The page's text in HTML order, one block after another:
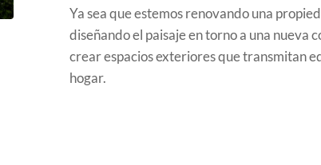
Ya sea que estemos renovando una
diseñando el paisaje en torno a una nueva
crear espacios exteriores que transmitan
hogar.